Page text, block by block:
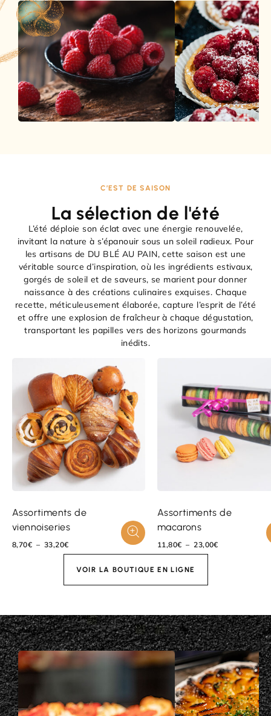
C’EST DE SAISON
La sélection de l'été
L’été déploie son éclat avec une énergie renouvelée,
invitant la nature à s’épanouir sous un soleil radieux. Pour
les artisans de DU BLÉ AU PAIN, cette saison est une
véritable source d’inspiration, où les ingrédients estivaux,
gorgés de soleil et de saveurs, se marient pour donner
naissance à des créations culinaires exquises. Chaque
recette, méticuleusement élaborée, capture l’esprit de l’été
et offre une explosion de fraîcheur à chaque dégustation,
transportant les papilles vers des horizons gourmands
inédits.
Assortiments de
viennoiseries
8,70€ – 33,20€
Assortiments de
macarons
11,80€ – 23,00€
VOIR LA BOUTIQUE EN LIGNE